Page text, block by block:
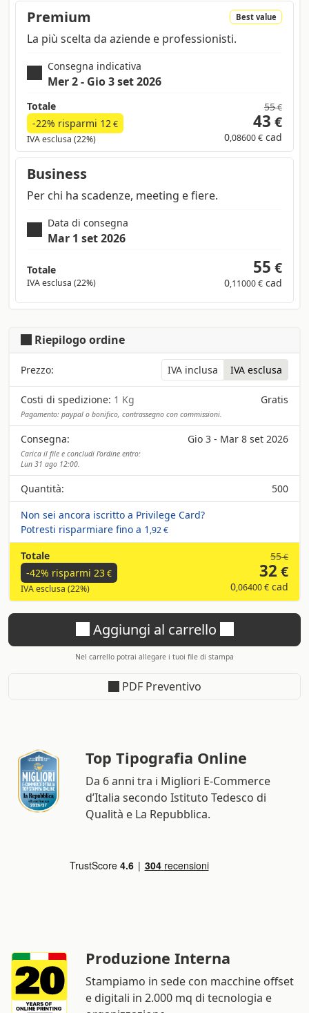
Premium Best value
La più scelta da aziende e professionisti.
Consegna indicativa
Mer 2 - Gio 3 set 2026
Totale
-22% risparmi 12 €
IVA esclusa (22%)
55€
43 €
0,08600 € cad
Business
Per chi ha scadenze, meeting e fiere.
Data di consegna
Mar 1 set 2026
Totale
IVA esclusa (22%)
55 €
0,11000 € cad
Riepilogo ordine
Prezzo: IVA inclusa IVA esclusa
Costi di spedizione: 1 Kg Gratis
Pagamento: paypal o bonifico, contrassegno con commissioni.
Consegna: Gio 3 - Mar 8 set 2026
Carica il file e concludi l'ordine entro:
Lun 31 ago 12:00.
Quantità:
500
Non sei ancora iscritto a Privilege Card?
Potresti risparmiare fino a 1 ,92 €
Totale
-42% risparmi 23€
IVA esclusa (22%)
55€
32 €
0,06400 € cad
Aggiungi al carrello
Nel carrello potrai allegare i tuoi file di stampa
PDF Preventivo
Top Tipografia Online
Da 6 anni tra i Migliori E-Commerce
d’Italia secondo Istituto Tedesco di
Qualità e La Repubblica.
Produzione Interna
Stampiamo in sede con macchine offset
e digitali in 2.000 mq di tecnologia e